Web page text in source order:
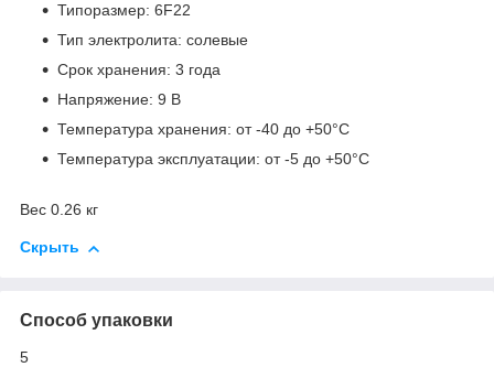
Типоразмер: 6F22
Тип электролита: солевые
Срок хранения: 3 года
Напряжение: 9 В
Температура хранения: от -40 до +50°С
Температура эксплуатации: от -5 до +50°С
Вес 0.26 кг
Скрыть
Способ упаковки
5